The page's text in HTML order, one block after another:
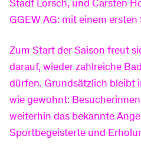
Hilfe & Service
Kundenportal
Downloads
Freunde werben
Hausbau-Services
Hausanschluss
Stadt Lorsch, und Carsten
GGEW AG: mit einem
Zum Start der Saison freut
darauf, wieder zahlreiche
dürfen. Grundsätzlich bleibt
wie gewohnt:
weiterhin das bekannte
Sportbegeisterte und